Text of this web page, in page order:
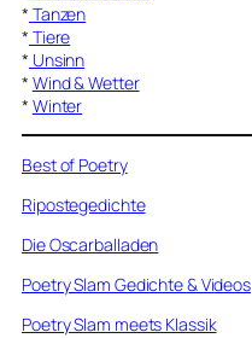
* Tanzen
* Tiere
* Unsinn
* Wind & Wetter
* Winter
Best of Poetry
Ripostegedichte
Die Oscarballaden
Poetry Slam Gedichte & Videos
Poetry Slam meets Klassik